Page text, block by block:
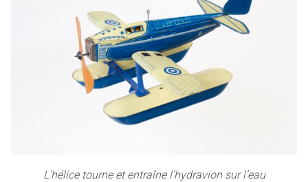
L’hélice tourne et entraîne l’hydravion sur l’eau